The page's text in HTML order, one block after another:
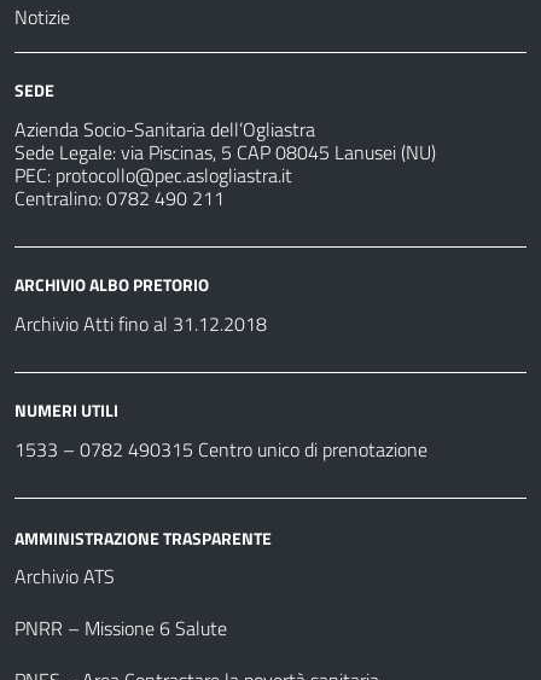
Notizie
SEDE
Azienda Socio-Sanitaria dell’Ogliastra
Sede Legale: via Piscinas, 5 CAP 08045 Lanusei (NU)
PEC: protocollo@pec.aslogliastra.it
Centralino: 0782 490 211
ARCHIVIO ALBO PRETORIO
Archivio Atti fino al 31.12.2018
NUMERI UTILI
1533 – 0782 490315 Centro unico di prenotazione
AMMINISTRAZIONE TRASPARENTE
Archivio ATS
PNRR – Missione 6 Salute